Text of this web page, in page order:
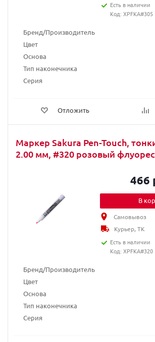
Бренд/Производитель
Цвет
Основа
Тип наконечника
Серия
Отложить
Есть в наличии
Код: XPFKA#305
Маркер Sakura Pen-Touch,
2.00 мм, #320 розовый
Бренд/Производитель
Цвет
Основа
Тип наконечника
Серия
466
В
Самовывоз
Курьер, ТК
Есть в наличии
Код: XPFKA#320